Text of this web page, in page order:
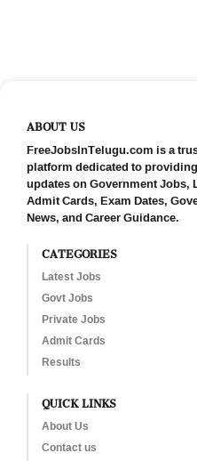
ABOUT US
FreeJobsInTelugu.com is a
platform dedicated to
updates on Government
Admit Cards, Exam Dates,
News, and Career Guidance.
CATEGORIES
Latest Jobs
Govt Jobs
Private Jobs
Admit Cards
Results
QUICK LINKS
About Us
Contact us